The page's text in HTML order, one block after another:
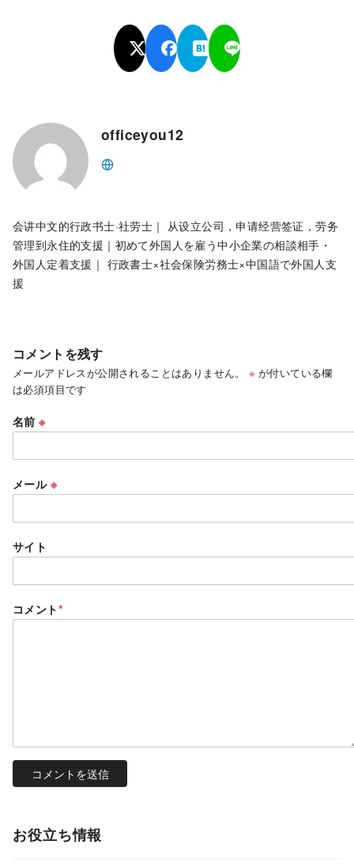
officeyou12
会讲中文的行政书士·社劳士｜ 从设立公司，申请经营签证，劳务
管理到永住的支援｜初めて外国人を雇う中小企業の相談相手・
外国人定着支援｜ 行政書士×社会保険労務士×中国語で外国人支
援
コメントを残す
メールアドレスが公開されることはありません。 ※ が付いている欄
は必須項目です
名前※
メール ※
サイト
コメント*
お役立ち情報